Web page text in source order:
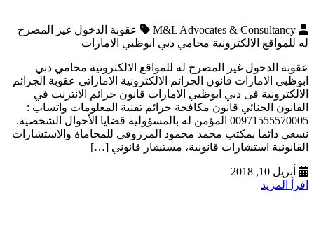
M&L Advocates & Consultancy
عقوبة الدخول غير المصرح
له للمواقع الالكترونية محامي دبي ابوظبي الامارات
عقوبة الدخول غير المصرح له للمواقع الالكترونية محامي دبي
ابوظبي الامارات قانون الجرائم الالكترونية الاماراتي عقوبة الجرائم
الالكترونية فى دبي ابوظبي الامارات قانون جرائم الانترنت في
القانون الجنائي قانون مكافحة جرائم تقنية المعلومات واتساب :
00971555570005 المؤمن له بالمسؤولية قضايا الأحوال الشخصية.
نسعي دائما بمكتب محمد محمود المرزوقي للمحاماة والاستشارات
القانونية استشارات قانونية، مستشار قانوني […]
أبريل 10, 2018
اقرأ المزيد